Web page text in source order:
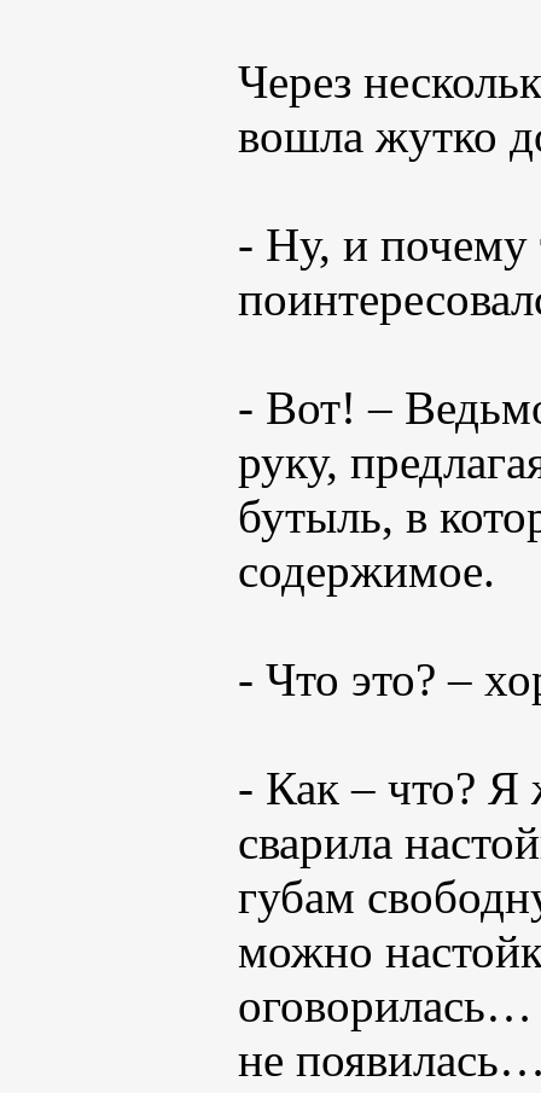
Через
вошла жутко
- Ну, и почему
- Вот! –
руку,
бутыль, в
содержимое.
- Что это? –
- Как – что? Я
сварила
губам
можно
не